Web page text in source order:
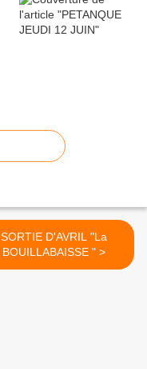
SORTIE D'AVRIL "La
BOUILLABAISSE " >